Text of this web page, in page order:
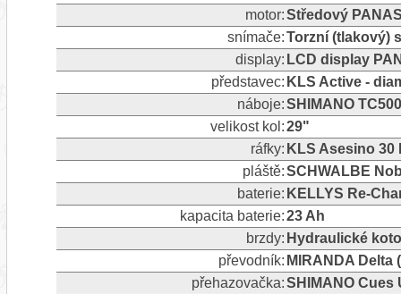
motor:Středový
snímače:Torzní (tlakový)
display: LCD display
představec: KLS Active -
náboje:SHIMANO
velikost kol:29"
ráfky: KLS Asesino 30
pláště:SCHWALBE
baterie: KELLYS Re-
kapacita baterie:23 Ah
brzdy: Hydraulické
převodník: MIRANDA Delta
přehazovačka:SHIMANO Cues